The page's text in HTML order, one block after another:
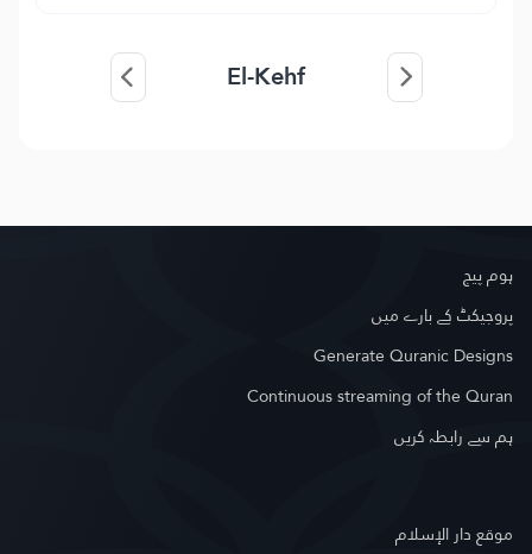
El-Kehf
ہوم پیج
پروجیکٹ کے بارے میں
Generate Quranic Designs
Continuous streaming of the Quran
ہم سے رابطہ کریں
موقع دار الإسلام